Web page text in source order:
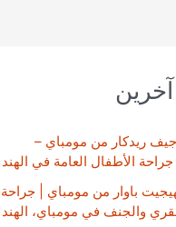
ريدكار من مومباي –
الأطفال العامة في الهند
باوار من مومباي | جراحة
والجنف في مومباي، الهند